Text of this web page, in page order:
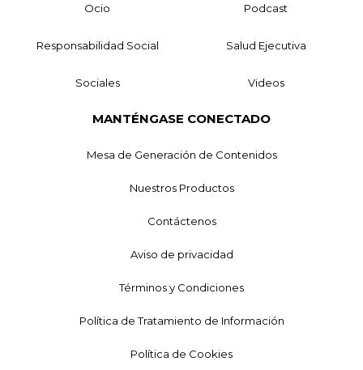
Ocio Podcast
Responsabilidad Social Salud Ejecutiva
Sociales Videos
MANTÉNGASE CONECTADO
Mesa de Generación de Contenidos
Nuestros Productos
Contáctenos
Aviso de privacidad
Términos y Condiciones
Política de Tratamiento de Información
Política de Cookies